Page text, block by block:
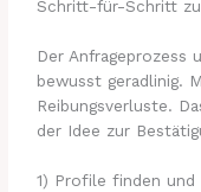
Schritt-für-Schritt
Der Anfrageprozess
bewusst geradlinig.
Reibungsverluste.
der Idee zur
1) Profile finden